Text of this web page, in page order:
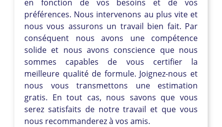
en fonction de vos besoins et de vos
préférences. Nous intervenons au plus vite et
nous vous assurons un travail bien fait. Par
conséquent nous avons une compétence
solide et nous avons conscience que nous
sommes capables de vous certifier la
meilleure qualité de formule. Joignez-nous et
nous vous transmettons une estimation
gratis. En tout cas, nous savons que vous
serez satisfaits de notre travail et que vous
nous recommanderez à vos amis.